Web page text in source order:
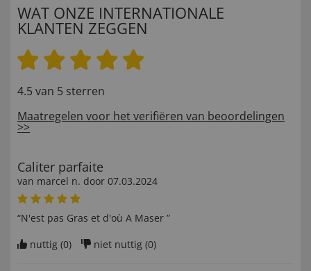
WAT ONZE INTERNATIONALE
KLANTEN ZEGGEN
4.5 van 5 sterren
Maatregelen voor het verifiëren van beoordelingen
>>
Caliter parfaite
van marcel n. door 07.03.2024
“N'est pas Gras et d'où A Maser ”
nuttig (0) niet nuttig (0)